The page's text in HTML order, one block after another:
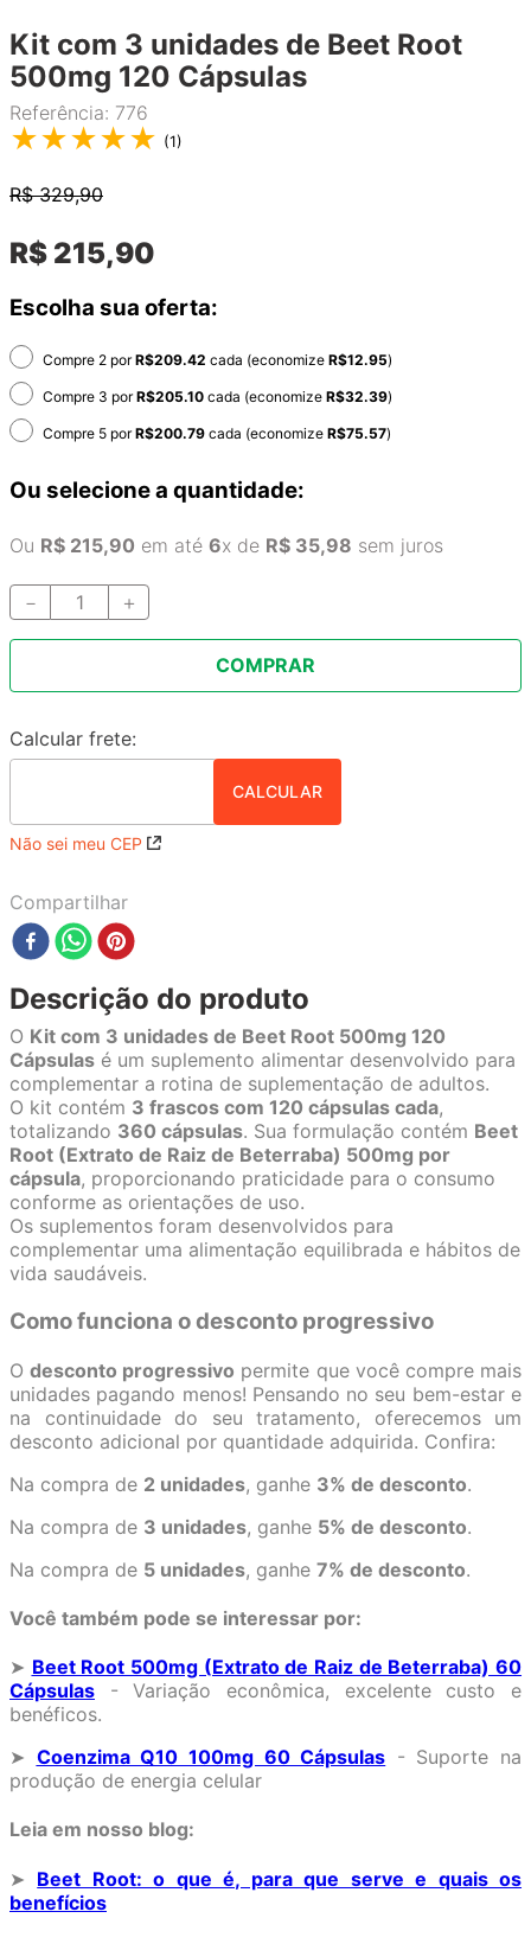
Kit com 3 unidades de Beet Root
500mg 120 Cápsulas
Referência: 776
★★★★★ (1)
R$329,90
R$ 215,90
Escolha sua oferta:
Compre 2 porR$209.42 cada (economize R$12.95)
Compre 3 porR$205.10 cada (economize R$32.39)
Compre 5 porR$200.79 cada (economize R$75.57)
Ou selecione a quantidade:
Ou R$ 215,90 em até 6x de R$ 35,98 sem juros
＋
－
COMPRAR
Não sei meu CEP
Compartilhar
Descrição do produto
O Kit com 3 unidades de Beet Root 500mg 120
Cápsulas é um suplemento alimentar desenvolvido para
complementar a rotina de suplementação de adultos.
O kit contém 3 frascos com 120 cápsulas cada,
totalizando 360 cápsulas. Sua formulação contém Beet
Root (Extrato de Raiz de Beterraba) 500mg por
cápsula, proporcionando praticidade para o consumo
conforme as orientações de uso.
Os suplementos foram desenvolvidos para
complementar uma alimentação equilibrada e hábitos de
vida saudáveis.
Como funciona o desconto progressivo
Odesconto progressivo permite que você compre mais
unidades pagando menos! Pensando no seu bem-estar e
na continuidade do seu tratamento, oferecemos um
desconto adicional por quantidade adquirida. Confira:
Na compra de 2 unidades, ganhe 3% de desconto.
Na compra de 3 unidades, ganhe 5% de desconto.
Na compra de 5 unidades, ganhe 7% de desconto.
Você também pode se interessar por:
➤ Beet Root 500mg (Extrato de Raiz de Beterraba) 60
Cápsulas - Variação econômica, excelente custo e
benéficos.
➤ Coenzima Q10 100mg 60 Cápsulas - Suporte na
produção de energia celular
Leia em nosso blog:
➤ Beet Root: o que é, para que serve e quais os
benefícios